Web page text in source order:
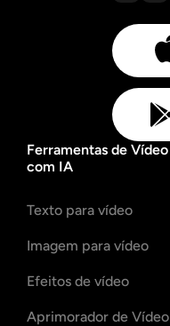
Ferramentas de Vídeo
com IA
Texto para vídeo
Imagem para vídeo
Efeitos de vídeo
Aprimorador de Vídeo